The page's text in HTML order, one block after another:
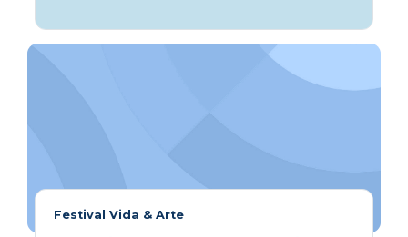
Festival Vida & Arte